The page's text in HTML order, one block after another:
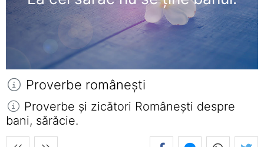
Proverbe româneşti
Proverbe și zicători Româneşti despre
bani, sărăcie.